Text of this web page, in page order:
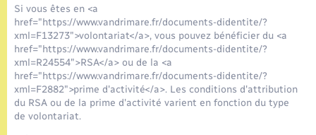
Transports
Voirie et espace public
Si vous êtes en <a
href="https://www.vandrimare.fr/documents-didentite/?
xml=F13273">volontariat</a>, vous pouvez bénéficier du <a
href="https://www.vandrimare.fr/documents-didentite/?
xml=R24554">RSA</a> ou de la <a
href="https://www.vandrimare.fr/documents-didentite/?
xml=F2882">prime d'activité</a>. Les conditions d'attribution
du RSA ou de la prime d'activité varient en fonction du type
de volontariat.